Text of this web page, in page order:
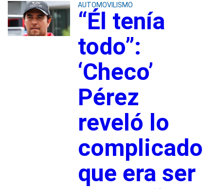
AUTOMOVILISMO
“Él tenía
todo”:
‘Checo’
Pérez
reveló lo
complicado
que era ser